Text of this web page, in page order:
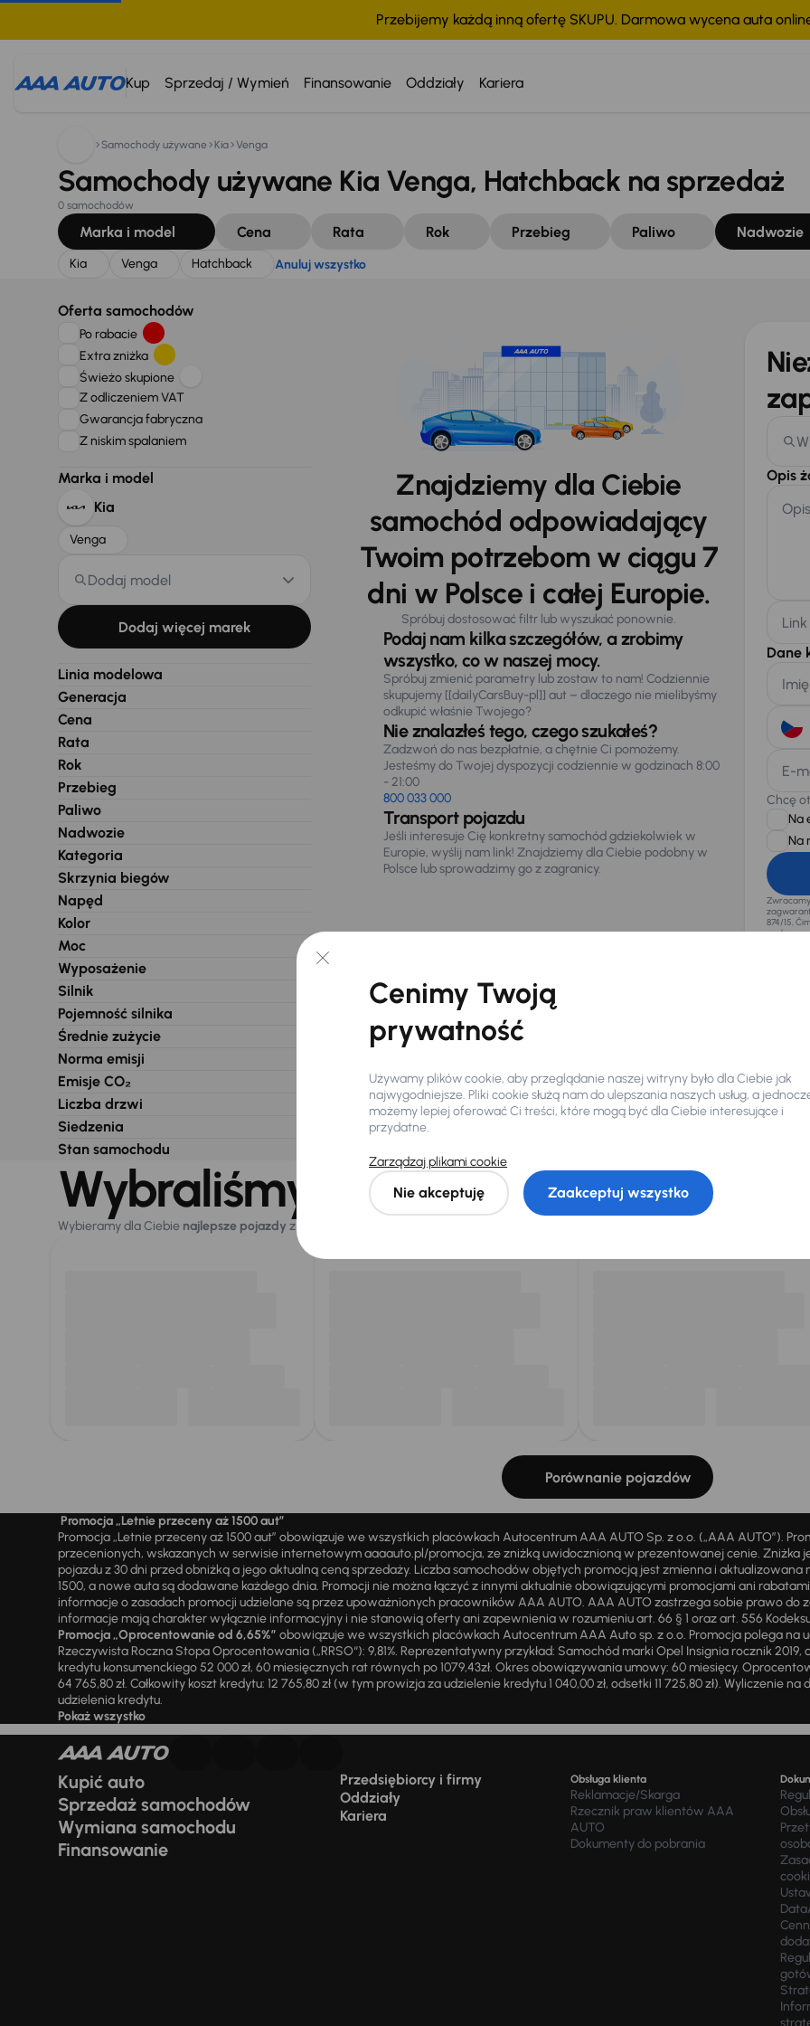
Przebijemy każdą inną ofertę SKUPU. Darmowa wycena auta
Kup Sprzedaj / Wymień Finansowanie Oddziały Kariera
Szukam: Anuluj wszystko
Samochody używane Kia Venga
Samochody używane Kia Venga, Hatchback na sprzedaż
0 samochodów
Marka i model Cena Rata Rok Przebieg Paliwo Nadwozie
Kia Venga Hatchback Anuluj wszystko
Oferta samochodów
Po rabacie
Extra zniżka
Świeżo skupione
Z odliczeniem VAT
Gwarancja fabryczna
Z niskim spalaniem
Marka i model
Kia
Venga
Dodaj model
Dodaj więcej marek
Linia modelowa
Generacja
Cena
Rata
Rok
Przebieg
Paliwo
Nadwozie
Kategoria
Skrzynia biegów
Napęd
Kolor
Moc
Wyposażenie
Silnik
Pojemność silnika
Średnie zużycie
Norma emisji
Emisje CO₂
Liczba drzwi
Siedzenia
Stan samochodu
Znajdziemy dla Ciebie
samochód odpowiadający
Twoim potrzebom w ciągu 7
dni w Polsce i całej Europie.
Spróbuj dostosować filtr lub wyszukać ponownie.
Podaj nam kilka szczegółów, a zrobimy
wszystko, co w naszej mocy.
Spróbuj zmienić parametry lub zostaw to nam! Codziennie
skupujemy [[dailyCarsBuy-pl]] aut – dlaczego nie mielibyśmy
odkupić właśnie Twojego?
Nie znalazłeś tego, czego szukałeś?
Zadzwoń do nas bezpłatnie, a chętnie Ci pomożemy.
Jesteśmy do Twojej dyspozycji codziennie w godzinach 8:00
- 21:00
800 033 000
Transport pojazdu
Jeśli interesuje Cię konkretny samochód gdziekolwiek w
Europie, wyślij nam link! Znajdziemy dla Ciebie podobny w
Polsce lub sprowadzimy go z zagranicy.
Opis
Dane
E-
Chcę
Na
Na
874/15,
osobowe
Wybraliśmy dla Ciebie
Wybieramy dla Ciebie najlepsze pojazdy z naszej oferty. Kupimy dla Ciebie
Porównanie pojazdów
Promocja „Letnie przeceny aż 1500 aut”
Promocja „Letnie przeceny aż 1500 aut” obowiązuje we wszystkich placówkach Autocentrum AAA AUTO Sp. z o.o. („AAA AUTO”).
przecenionych, wskazanych w serwisie internetowym aaaauto.pl/promocja, ze zniżką uwidocznioną w prezentowanej cenie. Zniżka
pojazdu z 30 dni przed obniżką a jego aktualną ceną sprzedaży. Liczba samochodów objętych promocją jest zmienna i
1500, a nowe auta są dodawane każdego dnia. Promocji nie można łączyć z innymi aktualnie obowiązującymi promocjami ani
informacje o zasadach promocji udzielane są przez upoważnionych pracowników AAA AUTO. AAA AUTO zastrzega sobie prawo
informacje mają charakter wyłącznie informacyjny i nie stanowią oferty ani zapewnienia w rozumieniu art. 66 § 1 oraz art. 556
Promocja „Oprocentowanie od 6,65%” obowiązuje we wszystkich placówkach Autocentrum AAA Auto sp. z o.o. Promocja polega na
Rzeczywista Roczna Stopa Oprocentowania („RRSO“): 9,81%. Reprezentatywny przykład: Samochód marki Opel Insignia rocznik 2019,
kredytu konsumenckiego 52 000 zł, 60 miesięcznych rat równych po 1079,43zł. Okres obowiązywania umowy: 60 miesięcy.
64 765,80 zł. Całkowity koszt kredytu: 12 765,80 zł (w tym prowizja za udzielenie kredytu 1 040,00 zł, odsetki 11 725,80 zł). Wyliczenie
udzielenia kredytu.
Pokaż wszystko
Kupić auto
Sprzedaż samochodów
Wymiana samochodu
Finansowanie
Przedsiębiorcy i firmy
Oddziały
Kariera
Obsługa klienta
Reklamacje/Skarga
Rzecznik praw klientów AAA
AUTO
Dokumenty do pobrania
Cenimy Twoją
prywatność
Używamy plików cookie, aby przeglądanie naszej witryny było dla Ciebie jak
najwygodniejsze. Pliki cookie służą nam do ulepszania naszych usług, a
możemy lepiej oferować Ci treści, które mogą być dla Ciebie interesujące i
przydatne.
Zarządzaj plikami cookie
Nie akceptuję Zaakceptuj wszystko